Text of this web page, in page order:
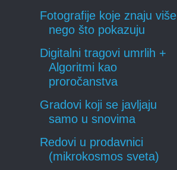
Fotografije koje znaju više
nego što pokazuju
Digitalni tragovi umrlih +
Algoritmi kao
proročanstva
Gradovi koji se javljaju
samo u snovima
Redovi u prodavnici
(mikrokosmos sveta)